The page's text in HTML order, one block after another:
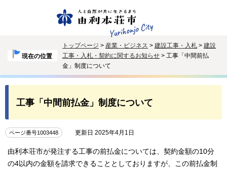
現在の位置
トップページ > 産業・ビジネス > 建設工事・入札 > 建設
工事・入札・契約に関するお知らせ > 工事「中間前払
金」制度について
工事「中間前払金」制度について
ページ番号1003448 更新日 2025年4月1日
由利本荘市が発注する工事の前払金については、契約金額の10分
の4以内の金額を請求できることとしておりますが、この前払金制